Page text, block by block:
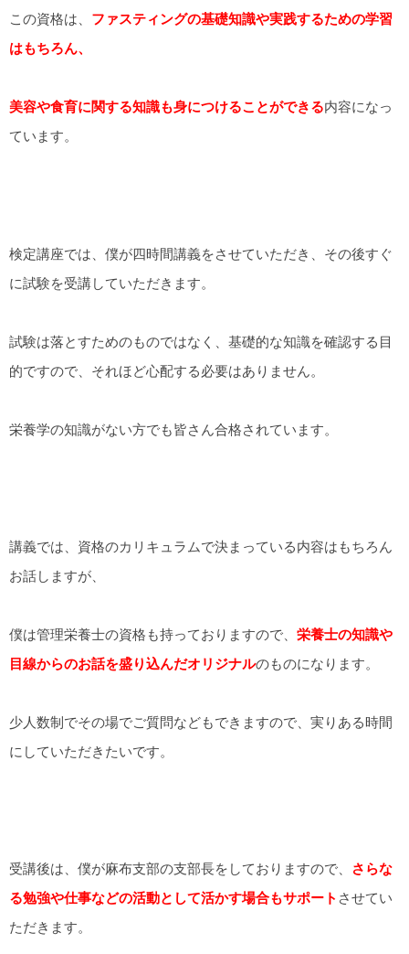
この資格は、 ファスティングの基礎知識や実践するための学習
はもちろん、
美容や食育に関する知識も身につけることができる内容になっ
ています。
検定講座では、僕が四時間講義をさせていただき、その後すぐ
に試験を受講していただきます。
試験は落とすためのものではなく、基礎的な知識を確認する目
的ですので、それほど心配する必要はありません。
栄養学の知識がない方でも皆さん合格されています。
講義では、資格のカリキュラムで決まっている内容はもちろん
お話しますが、
僕は管理栄養士の資格も持っておりますので、 栄養士の知識や
目線からのお話を盛り込んだオリジナルのものになります。
少人数制でその場でご質問などもできますので、実りある時間
にしていただきたいです。
受講後は、僕が麻布支部の支部長をしておりますので、
さらな
る勉強や仕事などの活動として活かす場合もサポート させてい
ただきます。